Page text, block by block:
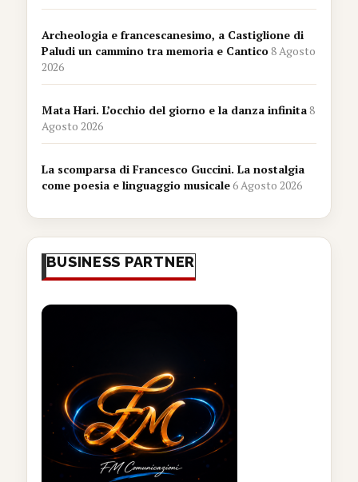
Archeologia e francescanesimo, a Castiglione di
Paludi un cammino tra memoria e Cantico8 Agosto
2026
Mata Hari. L’occhio del giorno e la danza infinita8
Agosto 2026
La scomparsa di Francesco Guccini. La nostalgia
come poesia e linguaggio musicale6 Agosto 2026
BUSINESS PARTNER